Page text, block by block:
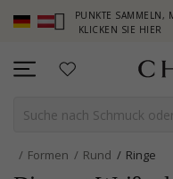
– PUNKTE SAMMELN, MEHR
KLICKEN SIE HIER
Formen Rund Ringe